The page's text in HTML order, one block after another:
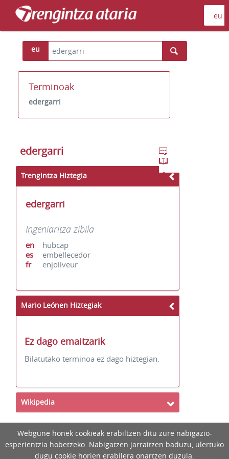
eu
Terminoak
edergarri
edergarri
Trengintza Hiztegia
edergarri
Ingeniaritza zibila
en
hubcap
es
embellecedor
fr
enjoliveur
Mario Leónen Hiztegiak
Ez dago emaitzarik
Bilatutako terminoa ez dago hiztegian.
Wikipedia
Webgune honek cookieak erabiltzen ditu zure nabigazio-
esperientzia hobetzeko. Nabigatzen jarraitzen baduzu, ulertuko
dugu cookie horien erabilera onartzen duzula.